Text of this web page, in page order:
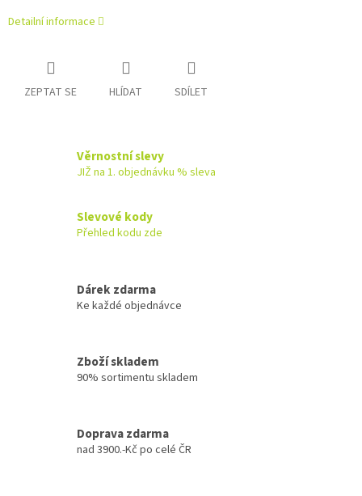
Detailní informace
ZEPTAT SE HLÍDAT SDÍLET
Věrnostní slevy
JIŽ na 1. objednávku % sleva
Slevové kody
Přehled kodu zde
Dárek zdarma
Ke každé objednávce
Zboží skladem
90% sortimentu skladem
Doprava zdarma
nad 3900.-Kč po celé ČR